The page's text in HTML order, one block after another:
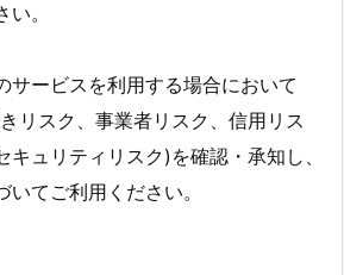
。
サービスを利用する場合において
リスク、事業者リスク、信用リス
キュリティリスク)を確認・承知し、
てご利用ください。